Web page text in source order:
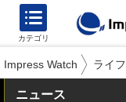
カテゴリ
Impress Watch ライフ
ニュース